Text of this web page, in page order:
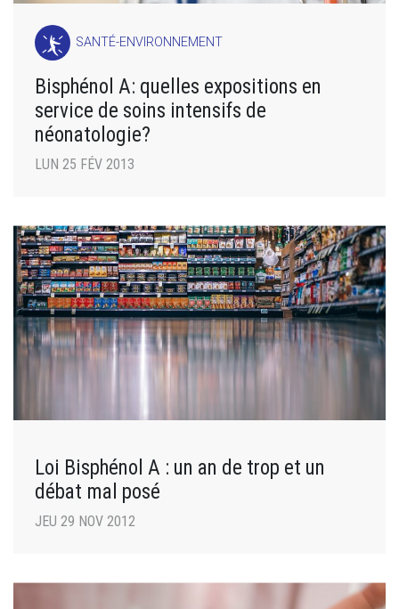
SANTÉ-ENVIRONNEMENT
Bisphénol A: quelles expositions en
service de soins intensifs de
néonatologie?
LUN 25 FÉV 2013
Loi Bisphénol A : un an de trop et un
débat mal posé
JEU 29 NOV 2012